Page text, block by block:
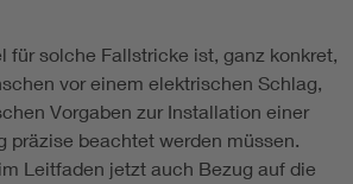
für solche Fallstricke ist, ganz konkret,
vor einem elektrischen Schlag,
Vorgaben zur Installation einer
präzise beachtet werden müssen.
Leitfaden jetzt auch Bezug auf die